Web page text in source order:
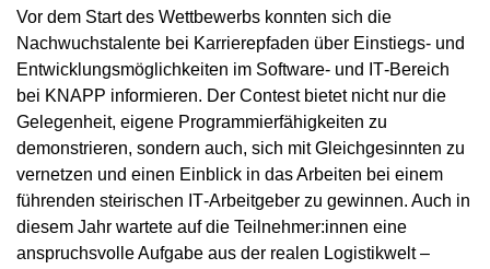
Vor dem Start des Wettbewerbs konnten sich die
Nachwuchstalente bei Karrierepfaden über Einstiegs- und
Entwicklungsmöglichkeiten im Software‑ und IT‑Bereich
bei KNAPP informieren. Der Contest bietet nicht nur die
Gelegenheit, eigene Programmierfähigkeiten zu
demonstrieren, sondern auch, sich mit Gleichgesinnten zu
vernetzen und einen Einblick in das Arbeiten bei einem
führenden steirischen IT‑Arbeitgeber zu gewinnen. Auch in
diesem Jahr wartete auf die Teilnehmer:innen eine
anspruchsvolle Aufgabe aus der realen Logistikwelt –